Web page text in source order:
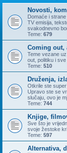
Novosti,
Domaće i
TV emisija,
svakodnevno
Teme: 679
Coming out,
Teme vezane
out, politiku i sve
Teme: 510
Druženja,
Otkrile ste
Upravo ste se
slučaju, ovo je
Teme: 744
Knjige,
Sve što je
svoje žestoke
Teme: 597
Alternativa,